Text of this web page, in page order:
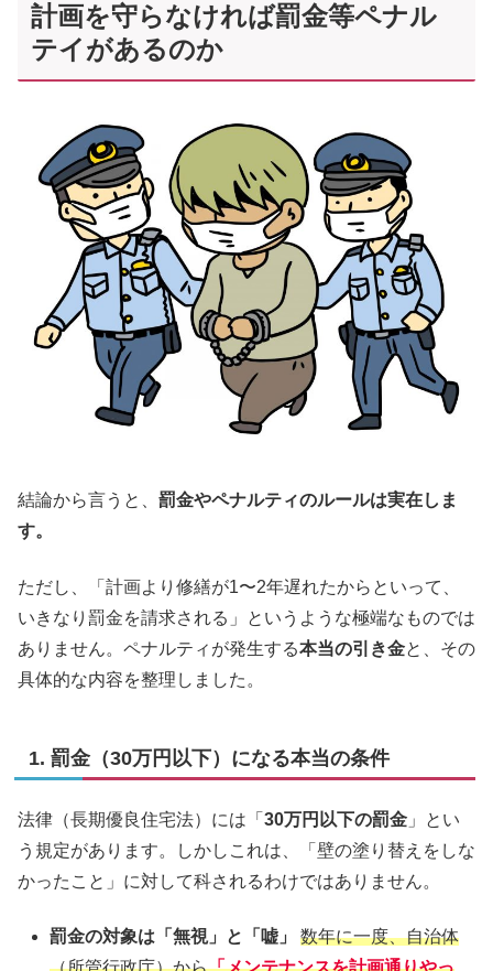
計画を守らなければ罰金等ペナル
テイがあるのか
結論から言うと、 罰金やペナルティのルールは実在しま
す。
ただし、「計画より修繕が1〜2年遅れたからといって、
いきなり罰金を請求される」というような極端なものでは
ありません。ペナルティが発生する本当の引き金と、その
具体的な内容を整理しました。
1. 罰金（30万円以下）になる本当の条件
法律（長期優良住宅法）には「 30万円以下の罰金 」とい
う規定があります。しかしこれは、「壁の塗り替えをしな
かったこと」に対して科されるわけではありません。
罰金の対象は「無視」と「嘘」
数年に一度、自治体